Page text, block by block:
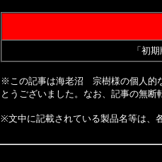
「初
※この記事は海老沼 宗樹様の個人的
とうございました。なお、記事の無断
※文中に記載されている製品名等は、